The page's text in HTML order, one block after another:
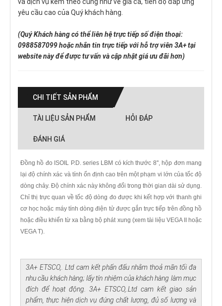
yêu cầu cao của Quý khách hàng.
(Quý Khách hàng có thể liên hệ trực tiếp số điện thoại:
0988587099 hoặc nhắn tin trực tiếp với hỗ trợ viên 3A+ tại
website này để được tư vấn và cập nhật giá ưu đãi hơn)
CHI TIẾT SẢN PHẨM
TÀI LIỆU SẢN PHẨM HỎI ĐÁP
ĐÁNH GIÁ
Đồng hồ đo ISOIL P.D. series LBM có kích thước 8'', hộp đơn mang
lại độ chính xác và tính ổn định cao trên một phạm vi lớn của tốc độ
dòng chảy. Độ chính xác này không đổi trong thời gian dài sử dụng.
Chỉ thị trực quan về tốc độ dòng đo được khi kết hợp với thanh ghi
cơ học hoặc máy tính dòng điện tử được gắn trực tiếp trên đồng hồ
hoặc điều khiển từ xa bằng bộ phát xung (xem tài liệu VEGA II hoặc
VEGA T).
3A+ ETSCO,. Ltd cam kết phấn đấu nhằm thoả mãn tối đa
nhu cầu khách hàng; lấy tín nhiệm của khách hàng làm mục
đích để hoạt động. 3A+ ETSCO,.Ltd cam kết giao sản
phẩm, thực hiện dịch vụ đúng chất lượng, đủ số lượng và